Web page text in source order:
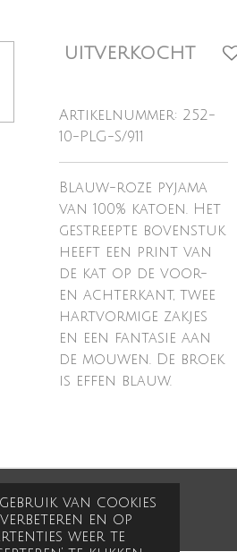
gebruik van cookies
en op
weer te
UITVERKOCHT
Artikelnummer: 252-
10-PLG-S/911
Blauw-roze pyjama
van 100% katoen. Het
gestreepte bovenstuk
heeft een print van
de kat op de voor-
en achterkant, twee
hartvormige zakjes
en een fantasie aan
de mouwen. De broek
is effen blauw.
wereld